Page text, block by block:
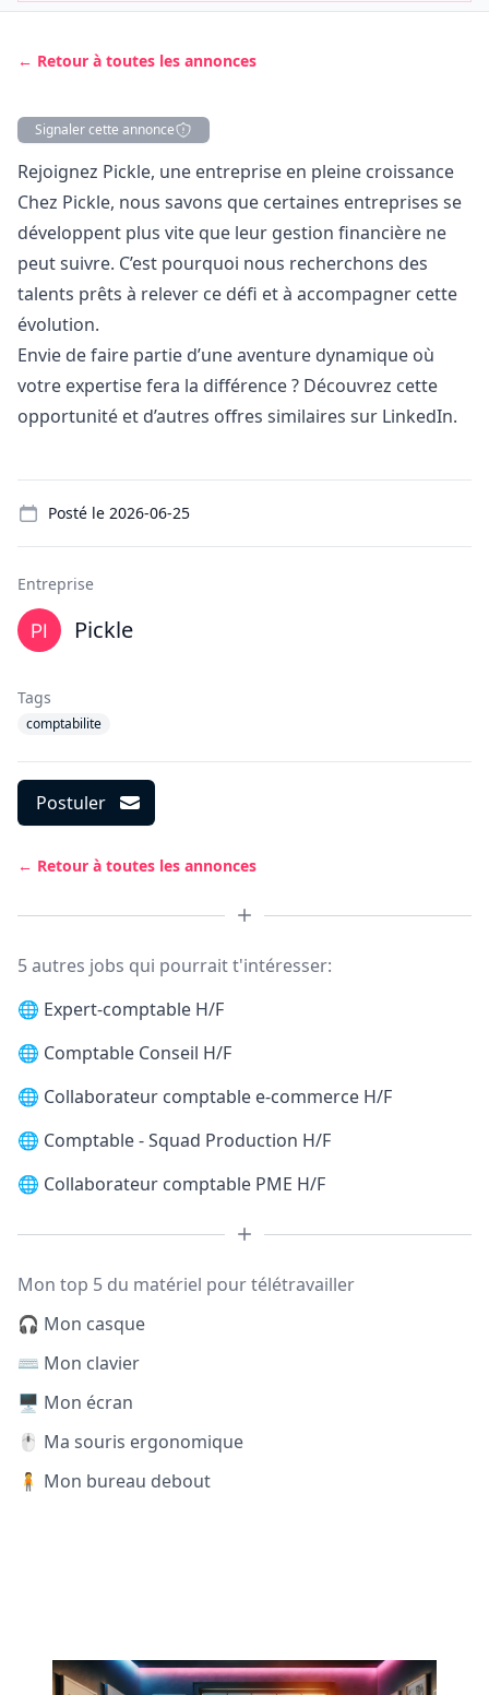
← Retour à toutes les annonces
Signaler cette annonce
Description
Rejoignez Pickle, une entreprise en pleine croissance
Chez Pickle, nous savons que certaines entreprises se
développent plus vite que leur gestion financière ne
peut suivre. C’est pourquoi nous recherchons des
talents prêts à relever ce défi et à accompagner cette
évolution.
Envie de faire partie d’une aventure dynamique où
votre expertise fera la différence ? Découvrez cette
opportunité et d’autres offres similaires sur LinkedIn.
Posté le 2026-06-25
Entreprise
Pickle
Tags
comptabilite
Postuler
← Retour à toutes les annonces
5 autres jobs qui pourrait t'intéresser:
🌐 Expert-comptable H/F
🌐 Comptable Conseil H/F
🌐 Collaborateur comptable e-commerce H/F
🌐 Comptable - Squad Production H/F
🌐 Collaborateur comptable PME H/F
Mon top 5 du matériel pour télétravailler
🎧 Mon casque
⌨️ Mon clavier
🖥️ Mon écran
🖱️ Ma souris ergonomique
🧍 Mon bureau debout